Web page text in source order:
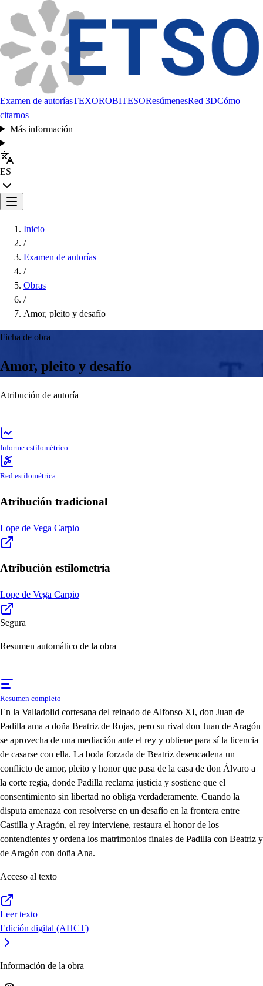
Examen de autoríasTEXOROBITESOResúmenesRed 3DCómo
citarnos
Más información
ES
Inicio
/
Examen de autorías
/
Obras
/
Amor, pleito y desafío
Ficha de obra
Amor, pleito y desafío
Atribución de autoría
Informe estilométrico
Red estilométrica
Atribución tradicional
Lope de Vega Carpio
Atribución estilometría
Lope de Vega Carpio
Segura
Resumen automático de la obra
Resumen completo
En la Valladolid cortesana del reinado de Alfonso XI, don Juan de
Padilla ama a doña Beatriz de Rojas, pero su rival don Juan de Aragón
se aprovecha de una mediación ante el rey y obtiene para sí la licencia
de casarse con ella. La boda forzada de Beatriz desencadena un
conflicto de amor, pleito y honor que pasa de la casa de don Álvaro a
la corte regia, donde Padilla reclama justicia y sostiene que el
consentimiento sin libertad no obliga verdaderamente. Cuando la
disputa amenaza con resolverse en un desafío en la frontera entre
Castilla y Aragón, el rey interviene, restaura el honor de los
contendientes y ordena los matrimonios finales de Padilla con Beatriz y
de Aragón con doña Ana.
Acceso al texto
Leer texto
Edición digital (AHCT)
Información de la obra